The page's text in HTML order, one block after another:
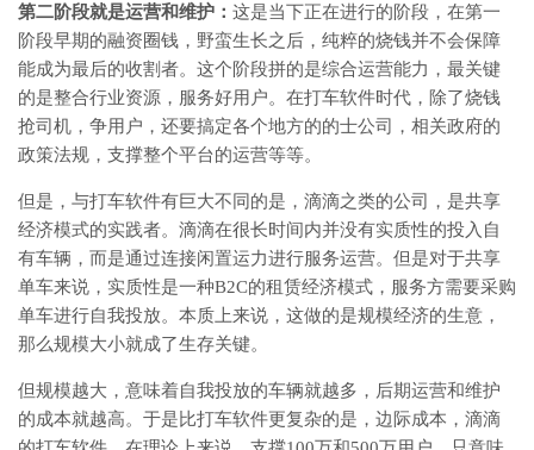
第二阶段就是运营和维护： 这是当下正在进行的阶段，在第一
阶段早期的融资圈钱，野蛮生长之后，纯粹的烧钱并不会保障
能成为最后的收割者。这个阶段拼的是综合运营能力，最关键
的是整合行业资源，服务好用户。在打车软件时代，除了烧钱
抢司机，争用户，还要搞定各个地方的的士公司，相关政府的
政策法规，支撑整个平台的运营等等。
但是，与打车软件有巨大不同的是，滴滴之类的公司，是共享
经济模式的实践者。滴滴在很长时间内并没有实质性的投入自
有车辆，而是通过连接闲置运力进行服务运营。但是对于共享
单车来说，实质性是一种B2C的租赁经济模式，服务方需要采购
单车进行自我投放。本质上来说，这做的是规模经济的生意，
那么规模大小就成了生存关键。
但规模越大，意味着自我投放的车辆就越多，后期运营和维护
的成本就越高。于是比打车软件更复杂的是，边际成本，滴滴